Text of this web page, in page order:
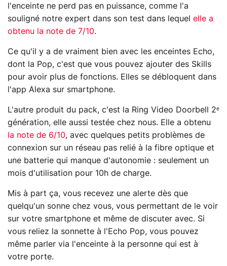
l'enceinte ne perd pas en puissance, comme l'a
souligné notre expert dans son test dans lequel elle a
obtenu la note de 7/10.
Ce qu'il y a de vraiment bien avec les enceintes Echo,
dont la Pop, c'est que vous pouvez ajouter des Skills
pour avoir plus de fonctions. Elles se débloquent dans
l'app Alexa sur smartphone.
L'autre produit du pack, c'est la Ring Video Doorbell 2ᵉ
génération, elle aussi testée chez nous. Elle a obtenu
la note de 6/10, avec quelques petits problèmes de
connexion sur un réseau pas relié à la fibre optique et
une batterie qui manque d'autonomie : seulement un
mois d'utilisation pour 10h de charge.
Mis à part ça, vous recevez une alerte dès que
quelqu'un sonne chez vous, vous permettant de le voir
sur votre smartphone et même de discuter avec. Si
vous reliez la sonnette à l'Echo Pop, vous pouvez
même parler via l'enceinte à la personne qui est à
votre porte.